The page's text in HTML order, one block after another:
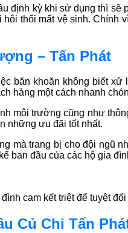
định kỳ khi sử dụng thì
thối mất vệ sinh.
– Tấn Phát
băn khoăn không biết
hàng một cách nhanh
môi trường cũng như
những ưu đãi tốt nhất.
mà trang bị cho đội ngũ
ban đầu của các hộ gia
cam kết triệt để tuyệt đối
Củ Chi Tấn